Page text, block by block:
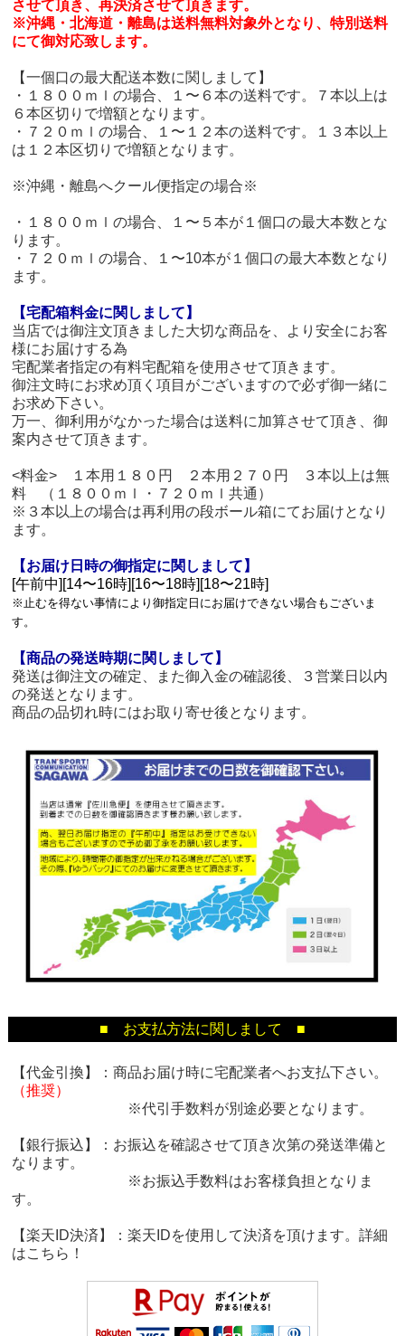
させて頂き、再決済させて頂きます。
※沖縄・北海道・離島は送料無料対象外となり、特別送料
にて御対応致します。
【一個口の最大配送本数に関しまして】
・１８００ｍｌの場合、１〜６本の送料です。７本以上は
６本区切りで増額となります。
・７２０ｍｌの場合、１〜１２本の送料です。１３本以上
は１２本区切りで増額となります。
※沖縄・離島へクール便指定の場合※
・１８００ｍｌの場合、１〜５本が１個口の最大本数とな
ります。
・７２０ｍｌの場合、１〜10本が１個口の最大本数となり
ます。
【宅配箱料金に関しまして】
当店では御注文頂きました大切な商品を、より安全にお客
様にお届けする為
宅配業者指定の有料宅配箱を使用させて頂きます。
御注文時にお求め頂く項目がございますので必ず御一緒に
お求め下さい。
万一、御利用がなかった場合は送料に加算させて頂き、御
案内させて頂きます。
<料金> １本用１８０円 ２本用２７０円 ３本以上は無
料 （１８００ｍｌ・７２０ｍｌ共通）
※３本以上の場合は再利用の段ボール箱にてお届けとなり
ます。
【お届け日時の御指定に関しまして】
[午前中][14〜16時][16〜18時][18〜21時]
※止むを得ない事情により御指定日にお届けできない場合もございま
す。
【商品の発送時期に関しまして】
発送は御注文の確定、また御入金の確認後、３営業日以内
の発送となります。
商品の品切れ時にはお取り寄せ後となります。
■ お支払方法に関しまして ■
【代金引換】：商品お届け時に宅配業者へお支払下さい。
（推奨）
※代引手数料が別途必要となります。
【銀行振込】：お振込を確認させて頂き次第の発送準備と
なります。
※お振込手数料はお客様負担となりま
す。
【楽天ID決済】：楽天IDを使用して決済を頂けます。詳細
はこちら！